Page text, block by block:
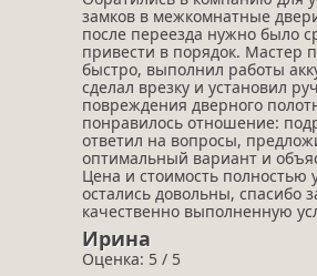
замков в межкомнатные
после переезда нужно было
привести в порядок. Мастер
быстро, выполнил работы
сделал врезку и установил
повреждения дверного
понравилось отношение:
ответил на вопросы,
оптимальный вариант и
Цена и стоимость полностью
остались довольны, спасибо
качественно выполненную
Ирина
Оценка: 5 / 5